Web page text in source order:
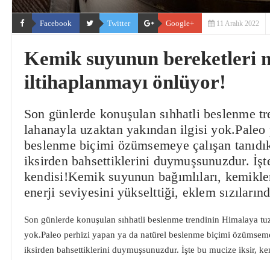
Facebook Twitter Google+ 11 Aralık 2022
Kemik suyunun bereketleri
iltihaplanmayı önlüyor!
Son günlerde konuşulan sıhhatli beslenme
lahanayla uzaktan yakından ilgisi
beslenme biçimi özümsemeye çalışan
iksirden bahsettiklerini duymuşsunuzdur.
kendisi!Kemik suyunun bağımlıları,
enerji seviyesini yükselttiği, eklem
Son günlerde konuşulan sıhhatli beslenme trendinin Himalaya
yok.Paleo perhizi yapan ya da natürel beslenme biçimi
iksirden bahsettiklerini duymuşsunuzdur. İşte bu mucize iksir,